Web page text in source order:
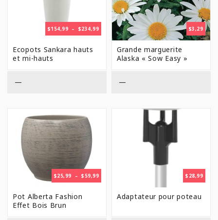
$154,99 – $234,99PLAGE
DE
$154,99
Ecopots Sankara hauts
et mi-hauts
—
$3,29
Grande marguerite
Alaska « Sow Easy »
—
$25,99 – $ 59,99PLAGE
DE
Pot Alberta Fashion
Effet Bois Brun
$ 28,99
Adaptateur pour poteau